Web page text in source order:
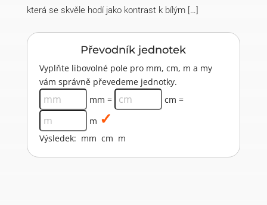
která se skvěle hodí jako kontrast k bílým […]
Převodník jednotek
Vyplňte libovolné pole pro mm, cm, m a my
vám správně převedeme jednotky.
mm =
cm =
m
Výsledek: mm cm m